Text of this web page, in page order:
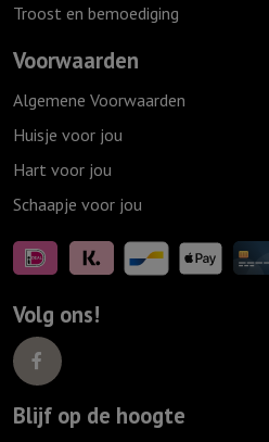
Troost en bemoediging
Voorwaarden
Algemene Voorwaarden
Huisje voor jou
Hart voor jou
Schaapje voor jou
Volg ons!
Blijf op de hoogte